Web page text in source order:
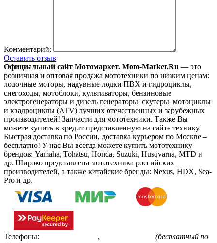
Комментарий:
Оставить отзыв
Официальный сайт Мотомаркет. Moto-Market.Ru — это
розничная и оптовая продажа мототехники по низким ценам:
лодочные моторы, надувные лодки ПВХ и гидроциклы,
снегоходы, мотоблоки, культиваторы, бензиновые
электрогенераторы и дизель генераторы, скутеры, мотоциклы
и квадроциклы (ATV) лучших отечественных и зарубежных
производителей! Запчасти для мототехники. Также Вы
можете купить в кредит представленную на сайте технику!
Быстрая доставка по России, доставка курьером по Москве –
бесплатно! У нас Вы всегда можете купить мототехнику
брендов: Yamaha, Tohatsu, Honda, Suzuki, Husqvarna, MTD и
др. Широко представлена мототехника российских
производителей, а также китайские бренды: Nexus, HDX, Sea-
Pro и др.
Телефоны: ,
(бесплатный по